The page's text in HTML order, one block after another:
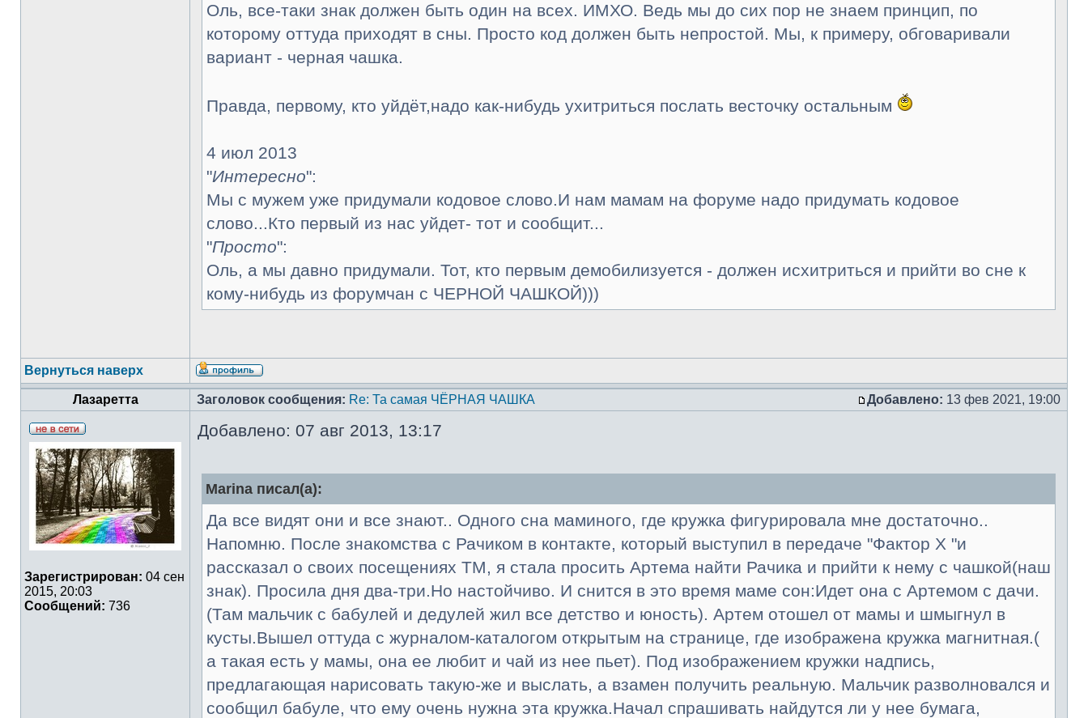
Оль, все-таки знак должен быть один на всех. ИМХО. Ведь мы до сих пор не знаем принцип, по
которому оттуда приходят в сны. Просто код должен быть непростой. Мы, к примеру, обговаривали
вариант - черная чашка.
Правда, первому, кто уйдёт,надо как-нибудь ухитриться послать весточку остальным
4 июл 2013
"Интересно":
Мы с мужем уже придумали кодовое слово.И нам мамам на форуме надо придумать кодовое
слово...Кто первый из нас уйдет- тот и сообщит...
"Просто":
Оль, а мы давно придумали. Тот, кто первым демобилизуется - должен исхитриться и прийти во сне к
кому-нибудь из форумчан с ЧЕРНОЙ ЧАШКОЙ)))
Вернуться наверх
Лазаретта Заголовок сообщения: Re: Та самая ЧЁРНАЯ ЧАШКА Добавлено: 13 фев 2021, 19:00
Зарегистрирован: 04 сен
2015, 20:03
Сообщений: 736
Добавлено: 07 авг 2013, 13:17
Marina писал(а):
Да все видят они и все знают.. Одного сна маминого, где кружка фигурировала мне достаточно..
Напомню. После знакомства с Рачиком в контакте, который выступил в передаче "Фактор Х "и
рассказал о своих посещениях ТМ, я стала просить Артема найти Рачика и прийти к нему с чашкой(наш
знак). Просила дня два-три.Но настойчиво. И снится в это время маме сон:Идет она с Артемом с дачи.
(Там мальчик с бабулей и дедулей жил все детство и юность). Артем отошел от мамы и шмыгнул в
кусты.Вышел оттуда с журналом-каталогом открытым на странице, где изображена кружка магнитная.(
а такая есть у мамы, она ее любит и чай из нее пьет). Под изображением кружки надпись,
предлагающая нарисовать такую-же и выслать, а взамен получить реальную. Мальчик разволновался и
сообщил бабуле, что ему очень нужна эта кружка.Начал спрашивать найдутся ли у нее бумага,